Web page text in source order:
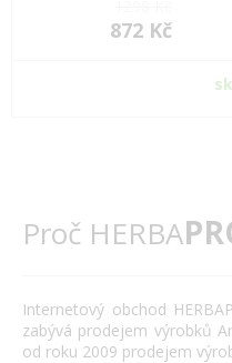
872 Kč
Proč HERBA
Internetový obchod
zabývá prodejem výrobků
od roku 2009 prodejem